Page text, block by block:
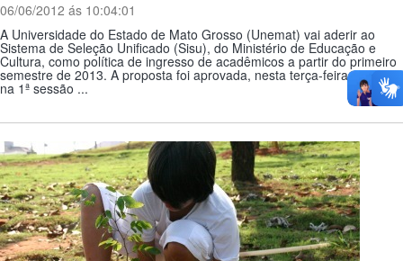
06/06/2012 ás 10:04:01
A Universidade do Estado de Mato Grosso (Unemat) vai aderir ao
Sistema de Seleção Unificado (Sisu), do Ministério de Educação e
Cultura, como política de ingresso de acadêmicos a partir do primeiro
semestre de 2013. A proposta foi aprovada, nesta terça-feira (05.06),
na 1ª sessão ...